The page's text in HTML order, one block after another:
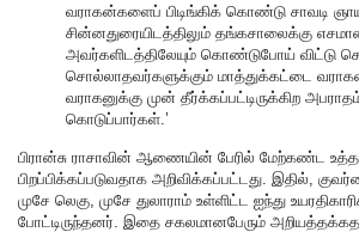
வராகன்களைப் பிடிங்கிக் கொண்டு சாவடி
சின்னதுரையிடத்திலும் தங்கசாலைக்கு
அவர்களிடத்திலேயும் கொண்டுபோய் விட்டு
சொல்லாதவர்களுக்கும் மாத்துக்கட்டை வராகன்
வராகனுக்கு முன் தீர்க்கப்பட்டிருக்கிற
கொடுப்பார்கள்.’
பிரான்சு ராசாவின் ஆணையின் பேரில் மேற்கண்ட
பிறப்பிக்கப்படுவதாக அறிவிக்கப்பட்டது. இதில்,
முசே லெகு, முசே துலாராம் உள்ளிட்ட ஐந்து
போட்டிருந்தனர். இதை சகலமானபேரும்